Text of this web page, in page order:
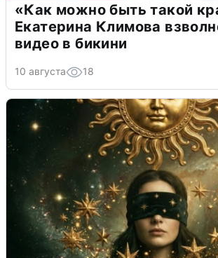
«Как можно быть такой
Екатерина Климова
видео в бикини
10 августа 18